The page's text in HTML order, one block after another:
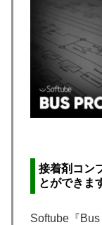
接着剤コン
とができま
Softube『